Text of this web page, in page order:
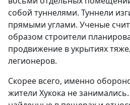
собой туннелями. Туннели
прямыми углами. Ученые
образом строители
продвижение в укрытиях
легионеров.
Скорее всего, именно
жители Хукока не